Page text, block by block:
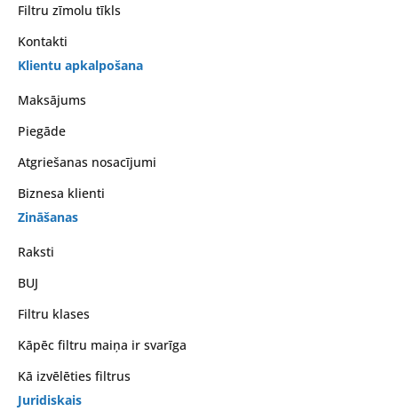
Filtru zīmolu tīkls
Kontakti
Klientu apkalpošana
Maksājums
Piegāde
Atgriešanas nosacījumi
Biznesa klienti
Zināšanas
Raksti
BUJ
Filtru klases
Kāpēc filtru maiņa ir svarīga
Kā izvēlēties filtrus
Juridiskais